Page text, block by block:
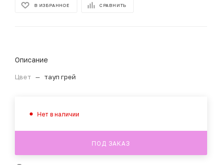
В ИЗБРАННОЕ СРАВНИТЬ
Описание
Цвет — тауп грей
Нет в наличии
ПОД ЗАКАЗ